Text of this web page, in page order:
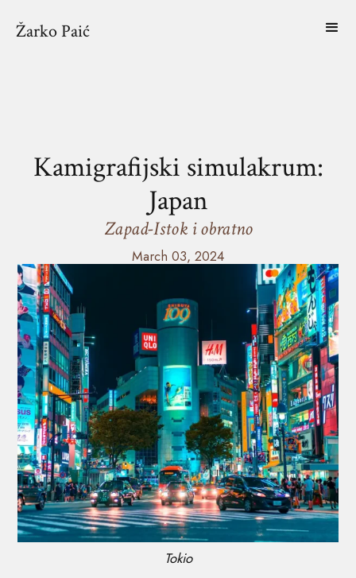
Žarko Paić
Kamigrafijski simulakrum:
Japan
Zapad-Istok i obratno
March 03, 2024
Tokio